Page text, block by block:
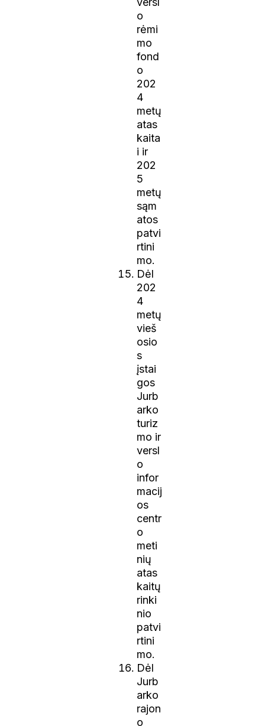
o
rėmi
mo
fond
o
202
4
metų
atas
kaita
i ir
202
5
metų
sąm
atos
patvi
rtini
mo.
Dėl
202
4
metų
vieš
osio
s
įstai
gos
Jurb
arko
turiz
mo ir
versl
o
infor
macij
os
centr
o
meti
nių
atas
kaitų
rinki
nio
patvi
rtini
mo.
Dėl
Jurb
arko
rajon
o